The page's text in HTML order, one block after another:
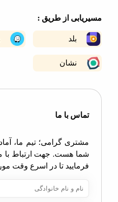
از طریق :
ویز
نشان
با ما
گرامی؛ تیم ما، آماده شنیدن
هست. جهت ارتباط با ما،
تا در اسرع وقت مورد شما را